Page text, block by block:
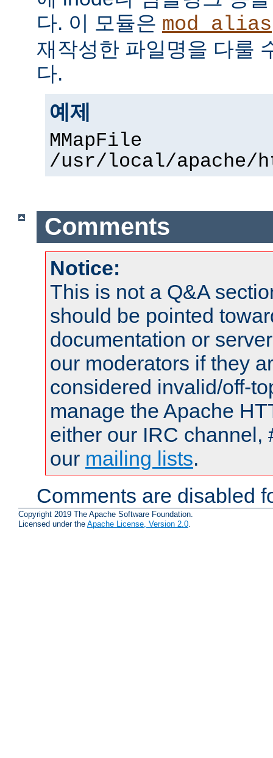
다. 이 모듈은 mod_alias
재작성한 파일명을 다룰
다.
예제
MMapFile
/usr/local/apache/
Comments
Notice:
This is not a Q&A
should be pointed
documentation or
our moderators if they
considered invalid/off-
manage the Apache
either our IRC channel,
our mailing lists.
Comments are disabled
Copyright 2019 The Apache Software Foundation.
Licensed under the Apache License, Version 2.0.